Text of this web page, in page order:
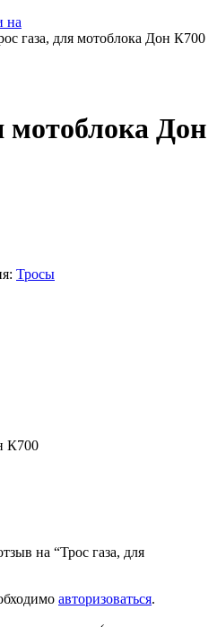
на
газа, для мотоблока Дон К700
мотоблока Дон
Тросы
К700
на “Трос газа, для
авторизоваться.